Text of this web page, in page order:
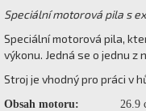
Speciální motorová pila s
Speciální motorová pila,
výkonu. Jedná se o jednu z
Stroj je vhodný pro práci v
Obsah motoru:
26.9